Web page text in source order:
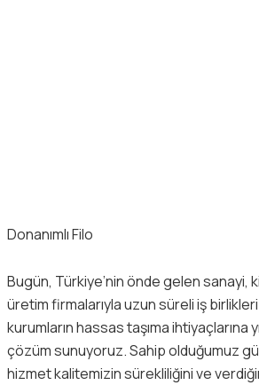
Donanımlı Filo
Bugün, Türkiye’nin önde gelen sanayi,
üretim firmalarıyla uzun süreli iş
kurumların hassas taşıma ihtiyaçlarına
çözüm sunuyoruz. Sahip olduğumuz
hizmet kalitemizin sürekliliğini ve